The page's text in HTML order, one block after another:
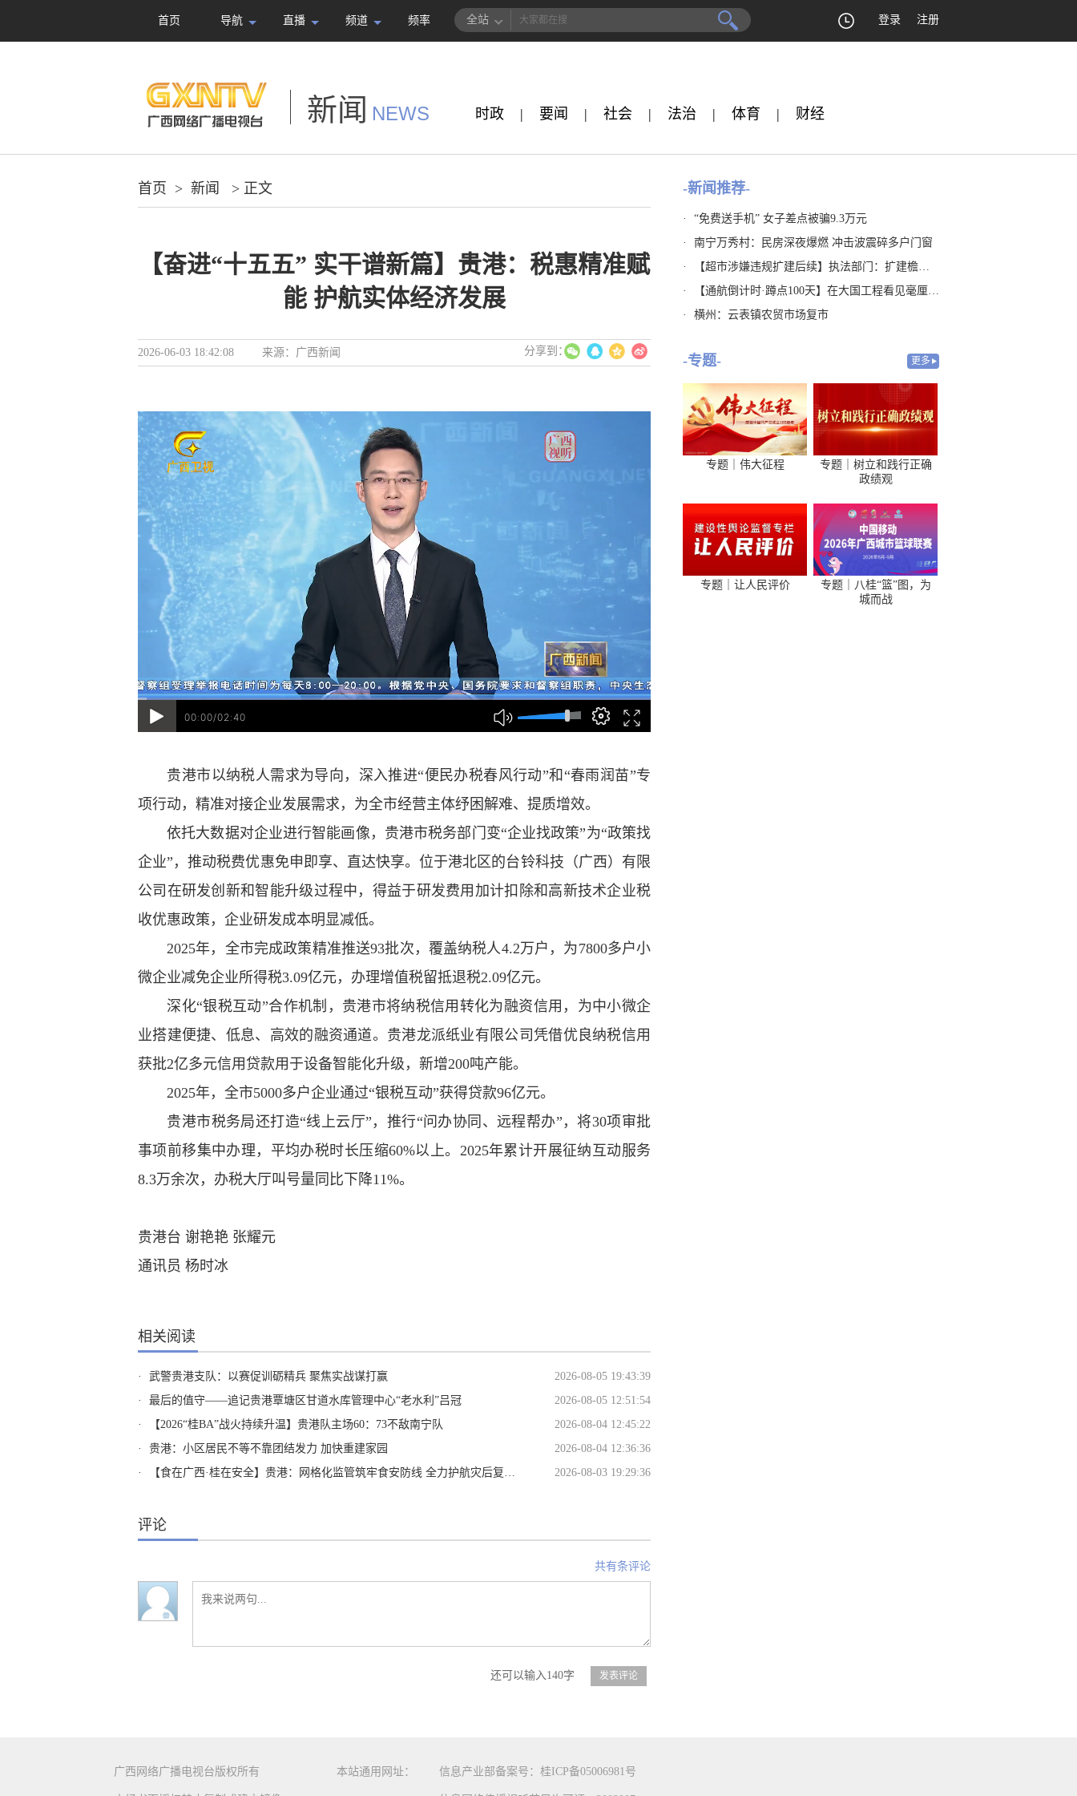
首页 导航 直播 频道 频率 全站 登录 注册
新闻 NEWS 时政 | 要闻 | 社会 | 法治 | 体育 | 财经
首页 > 新闻 > 正文
【奋进“十五五” 实干谱新篇】贵港：税惠精准赋
能 护航实体经济发展
2026-06-03 18:42:08 来源： 广西新闻
00:00/02:40
贵港市以纳税人需求为导向，深入推进“便民办税春风行动”和“春雨润苗”专
项行动，精准对接企业发展需求，为全市经营主体纾困解难、提质增效。
依托大数据对企业进行智能画像，贵港市税务部门变“企业找政策”为“政策找
企业”，推动税费优惠免申即享、直达快享。位于港北区的台铃科技（广西）有限
公司在研发创新和智能升级过程中，得益于研发费用加计扣除和高新技术企业税
收优惠政策，企业研发成本明显减低。
2025年，全市完成政策精准推送93批次，覆盖纳税人4.2万户，为7800多户小
微企业减免企业所得税3.09亿元，办理增值税留抵退税2.09亿元。
深化“银税互动”合作机制，贵港市将纳税信用转化为融资信用，为中小微企
业搭建便捷、低息、高效的融资通道。贵港龙派纸业有限公司凭借优良纳税信用
获批2亿多元信用贷款用于设备智能化升级，新增200吨产能。
2025年，全市5000多户企业通过“银税互动”获得贷款96亿元。
贵港市税务局还打造“线上云厅”，推行“问办协同、远程帮办”，将30项审批
事项前移集中办理，平均办税时长压缩60%以上。2025年累计开展征纳互动服务
8.3万余次，办税大厅叫号量同比下降11%。
贵港台 谢艳艳 张耀元
通讯员 杨时冰
相关阅读
· 武警贵港支队：以赛促训砺精兵 聚焦实战谋打赢
2026-08-05 19:43:39
·
最后的值守——追记贵港覃塘区甘道水库管理中心“老水利”吕冠
2026-08-05 12:51:54
·
【2026“桂BA”战火持续升温】贵港队主场60：73不敌南宁队
2026-08-04 12:45:22
·
贵港：小区居民不等不靠团结发力 加快重建家园
2026-08-04 12:36:36
·
【食在广西·桂在安全】贵港：网格化监管筑牢食安防线 全力护航灾后复工复产 2026-08-03 19:29:36
评论
共有条评论
还可以输入140字
-新闻推荐-
·
“免费送手机” 女子差点被骗9.3万元
·
南宁万秀村：民房深夜爆燃 冲击波震碎多户门窗
·
【超市涉嫌违规扩建后续】执法部门：扩建檐廊涉嫌违建 是否占地有待认定
·
【通航倒计时·蹲点100天】在大国工程看见毫厘之“精”
·
横州：云表镇农贸市场复市
-专题- 更多
专题｜伟大征程
专题｜树立和践行正确
政绩观
专题｜让人民评价
专题｜八桂“篮”图，为
城而战
广西网络广播电视台版权所有 本站通用网址： 信息产业部备案号：桂ICP备05006981号